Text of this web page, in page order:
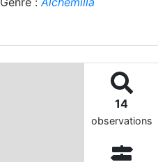
14
observations